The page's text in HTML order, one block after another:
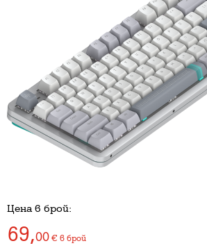
Цена в брой:
69,00 € в брой